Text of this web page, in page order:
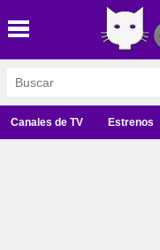
Canales de TV Estrenos